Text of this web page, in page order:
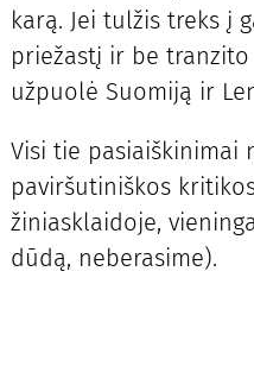
karą. Jei tulžis treks į
priežastį ir be tranzito
užpuolė Suomiją ir
Visi tie pasiaiškinimai
paviršutiniškos
žiniasklaidoje,
dūdą, neberasime).